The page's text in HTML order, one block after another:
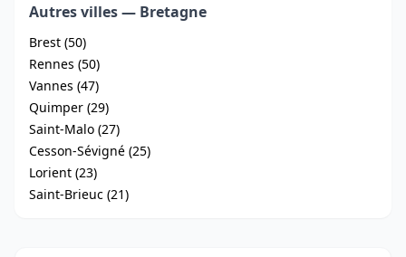
Autres villes — Bretagne
Brest (50)
Rennes (50)
Vannes (47)
Quimper (29)
Saint-Malo (27)
Cesson-Sévigné (25)
Lorient (23)
Saint-Brieuc (21)